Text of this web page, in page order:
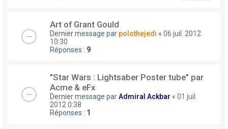
Art of Grant Gould
Dernier message par polothejedi « 06 juil. 2012
10:30
Réponses : 9
"Star Wars : Lightsaber Poster tube" par
Acme & eFx
Dernier message parAdmiral Ackbar « 01 juil.
2012 0:38
Réponses : 1